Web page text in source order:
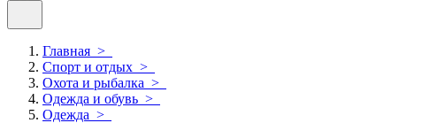
Главная >
Спорт и отдых >
Охота и рыбалка >
Одежда и обувь >
Одежда >